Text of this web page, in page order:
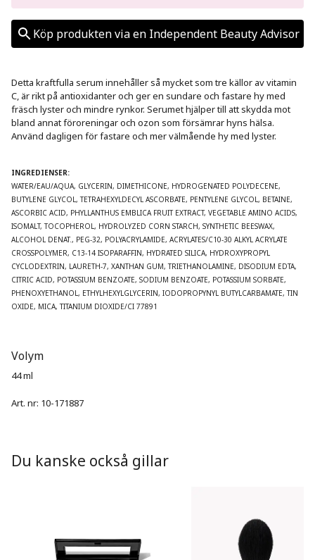
Köp produkten via en Independent Beauty Advisor
Detta kraftfulla serum innehåller så mycket som tre källor av vitamin
C, är rikt på antioxidanter och ger en sundare och fastare hy med
fräsch lyster och mindre rynkor. Serumet hjälper till att skydda mot
bland annat föroreningar och ozon som försämrar hyns hälsa.
Använd dagligen för fastare och mer välmående hy med lyster.
INGREDIENSER:
WATER/EAU/AQUA, GLYCERIN, DIMETHICONE, HYDROGENATED POLYDECENE,
BUTYLENE GLYCOL, TETRAHEXYLDECYL ASCORBATE, PENTYLENE GLYCOL, BETAINE,
ASCORBIC ACID, PHYLLANTHUS EMBLICA FRUIT EXTRACT, VEGETABLE AMINO ACIDS,
ISOMALT, TOCOPHEROL, HYDROLYZED CORN STARCH, SYNTHETIC BEESWAX,
ALCOHOL DENAT., PEG-32, POLYACRYLAMIDE, ACRYLATES/C10-30 ALKYL ACRYLATE
CROSSPOLYMER, C13-14 ISOPARAFFIN, HYDRATED SILICA, HYDROXYPROPYL
CYCLODEXTRIN, LAURETH-7, XANTHAN GUM, TRIETHANOLAMINE, DISODIUM EDTA,
CITRIC ACID, POTASSIUM BENZOATE, SODIUM BENZOATE, POTASSIUM SORBATE,
PHENOXYETHANOL, ETHYLHEXYLGLYCERIN, IODOPROPYNYL BUTYLCARBAMATE, TIN
OXIDE, MICA, TITANIUM DIOXIDE/CI 77891
Volym
44 ml
Art. nr: 10-171887
Du kanske också gillar